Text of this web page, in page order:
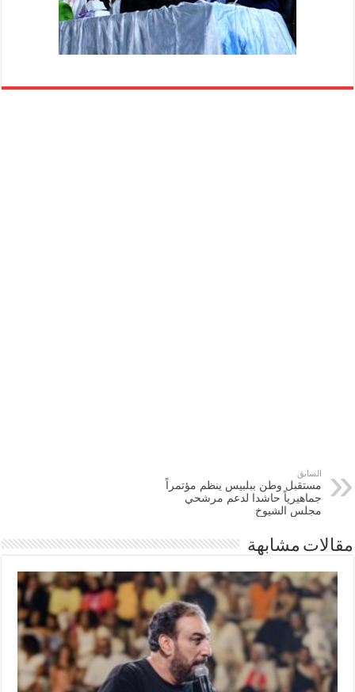
السابق
مستقبل وطن ببلبيس ينظم مؤتمراً
جماهيرياً حاشدا لدعم مرشحي
مجلس الشيوخ
مقالات مشابهة